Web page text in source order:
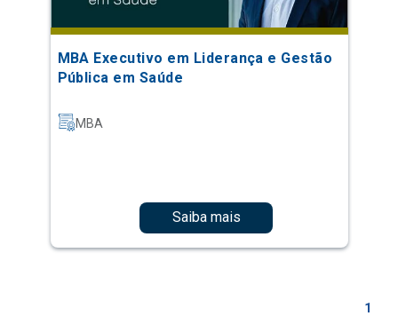
MBA Executivo em Liderança e Gestão
Pública em Saúde
MBA
Saiba mais
1